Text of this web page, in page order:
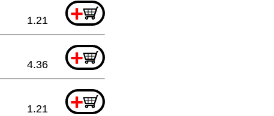
+
1.21
+
4.36
+
1.21